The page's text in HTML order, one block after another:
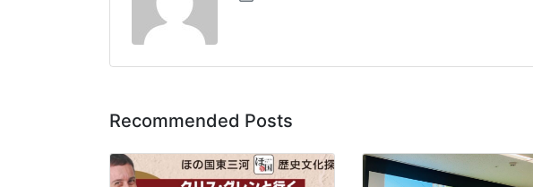
Recommended Posts